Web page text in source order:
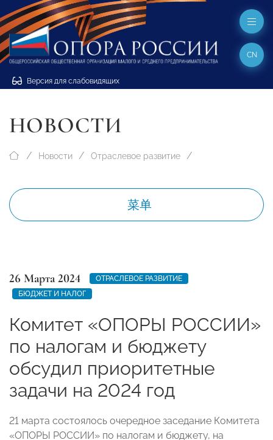
Версия для слабовидящих
CN
НОВОСТИ
Новости Отраслевое развитие
菜单
26 Марта 2024
ОТРАСЛЕВОЕ РАЗВИТИЕ
БЮДЖЕТ И НАЛОГ
Комитет «ОПОРЫ РОССИИ»
по налогам и бюджету
обсудил приоритетные
задачи на 2024 год
21 марта состоялось очередное заседание Комитета
«ОПОРЫ РОССИИ» по налогам и бюджету, на